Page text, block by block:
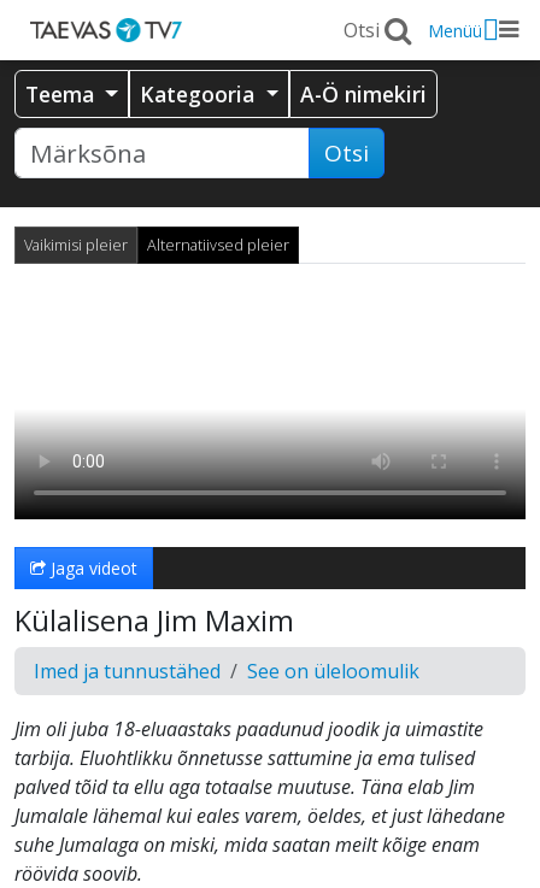
Menüü
Teema Kategooria A-Ö nimekiri
Otsi
Vaikimisi pleier Alternatiivsed pleier
Jaga videot
Külalisena Jim Maxim
Imed ja tunnustähed See on üleloomulik
Jim oli juba 18-eluaastaks paadunud joodik ja uimastite
tarbija. Eluohtlikku õnnetusse sattumine ja ema tulised
palved tõid ta ellu aga totaalse muutuse. Täna elab Jim
Jumalale lähemal kui eales varem, öeldes, et just lähedane
suhe Jumalaga on miski, mida saatan meilt kõige enam
röövida soovib.